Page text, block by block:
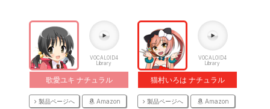
VOCALOID4
Library
歌愛ユキ ナチュラル
製品ページへ Amazon
VOCALOID4
Library
猫村いろは ナチュラル
製品ページへ Amazon